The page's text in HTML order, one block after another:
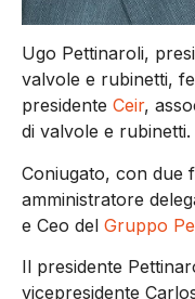
Ugo Pettinaroli,
valvole e rubinetti,
presidente Ceir,
di valvole e
Coniugato, con due
amministratore
e Ceo del Gruppo
Il presidente
vicepresidente